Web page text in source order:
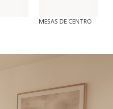
MESAS DE CENTRO